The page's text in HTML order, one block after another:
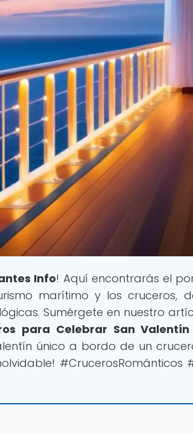
Info! Aquí encontrarás el
marítimo y los cruceros,
Sumérgete en nuestro
para Celebrar San
único a bordo de un
#CrucerosRománticos